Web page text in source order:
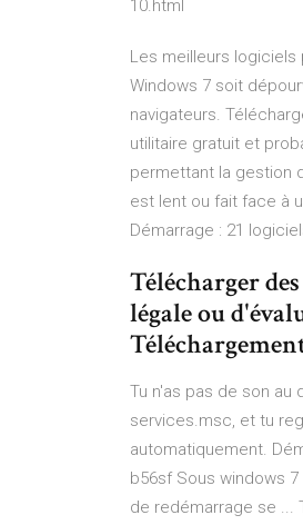
10.html
Les meilleurs logiciels
Windows 7 soit
navigateurs.
utilitaire gratuit et
permettant la gestion
est lent ou fait face à
Démarrage : 21
Télécharger
légale ou
Tu n'as pas de son au
services.msc, et tu
automatiquement.
b56sf Sous windows
de redémarrage se ...